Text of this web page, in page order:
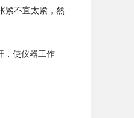
紧不宜太紧，然
，使仪器工作